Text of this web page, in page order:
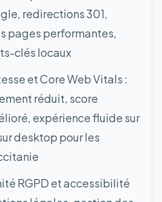
redirections 301,
pages performantes,
clés locaux
et Core Web Vitals :
réduit, score
expérience fluide sur
desktop pour les
RGPD et accessibilité